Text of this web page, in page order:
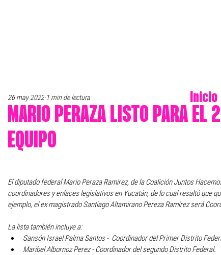
MARIO PERAZA LISTO PARA EL
EQUIPO
26 may 20221 min de lectura
El diputado federal Mario Peraza Ramirez, de la Coalición Juntos
coordinadores y enlaces legislativos en Yucatán, de lo cual resaltó que
ejemplo, el ex magistrado Santiago Altamirano Pereza Ramírez será
La lista también incluye a:
Sansón Israel Palma Santos -  Coordinador del Primer Distrito
Maribel Albornoz Perez - Coordinador del segundo Distrito Federal.
Inicio